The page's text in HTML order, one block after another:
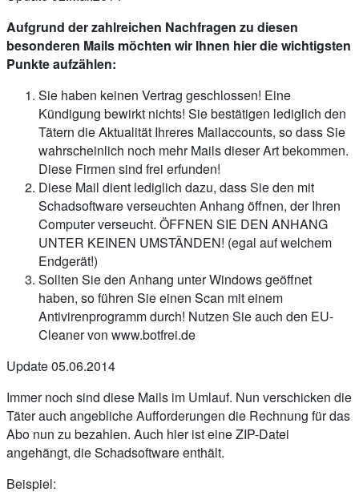
Aufgrund der zahlreichen Nachfragen zu diesen
besonderen Mails möchten wir Ihnen hier die wichtigsten
Punkte aufzählen:
Sie haben keinen Vertrag geschlossen! Eine
Kündigung bewirkt nichts! Sie bestätigen lediglich den
Tätern die Aktualität Ihreres Mailaccounts, so dass Sie
wahrscheinlich noch mehr Mails dieser Art bekommen.
Diese Firmen sind frei erfunden!
Diese Mail dient lediglich dazu, dass Sie den mit
Schadsoftware verseuchten Anhang öffnen, der Ihren
Computer verseucht. ÖFFNEN SIE DEN ANHANG
UNTER KEINEN UMSTÄNDEN! (egal auf welchem
Endgerät!)
Sollten Sie den Anhang unter Windows geöffnet
haben, so führen Sie einen Scan mit einem
Antivirenprogramm durch! Nutzen Sie auch den EU-
Cleaner von www.botfrei.de
Update 05.06.2014
Immer noch sind diese Mails im Umlauf. Nun verschicken die
Täter auch angebliche Aufforderungen die Rechnung für das
Abo nun zu bezahlen. Auch hier ist eine ZIP-Datei
angehängt, die Schadsoftware enthält.
Beispiel: